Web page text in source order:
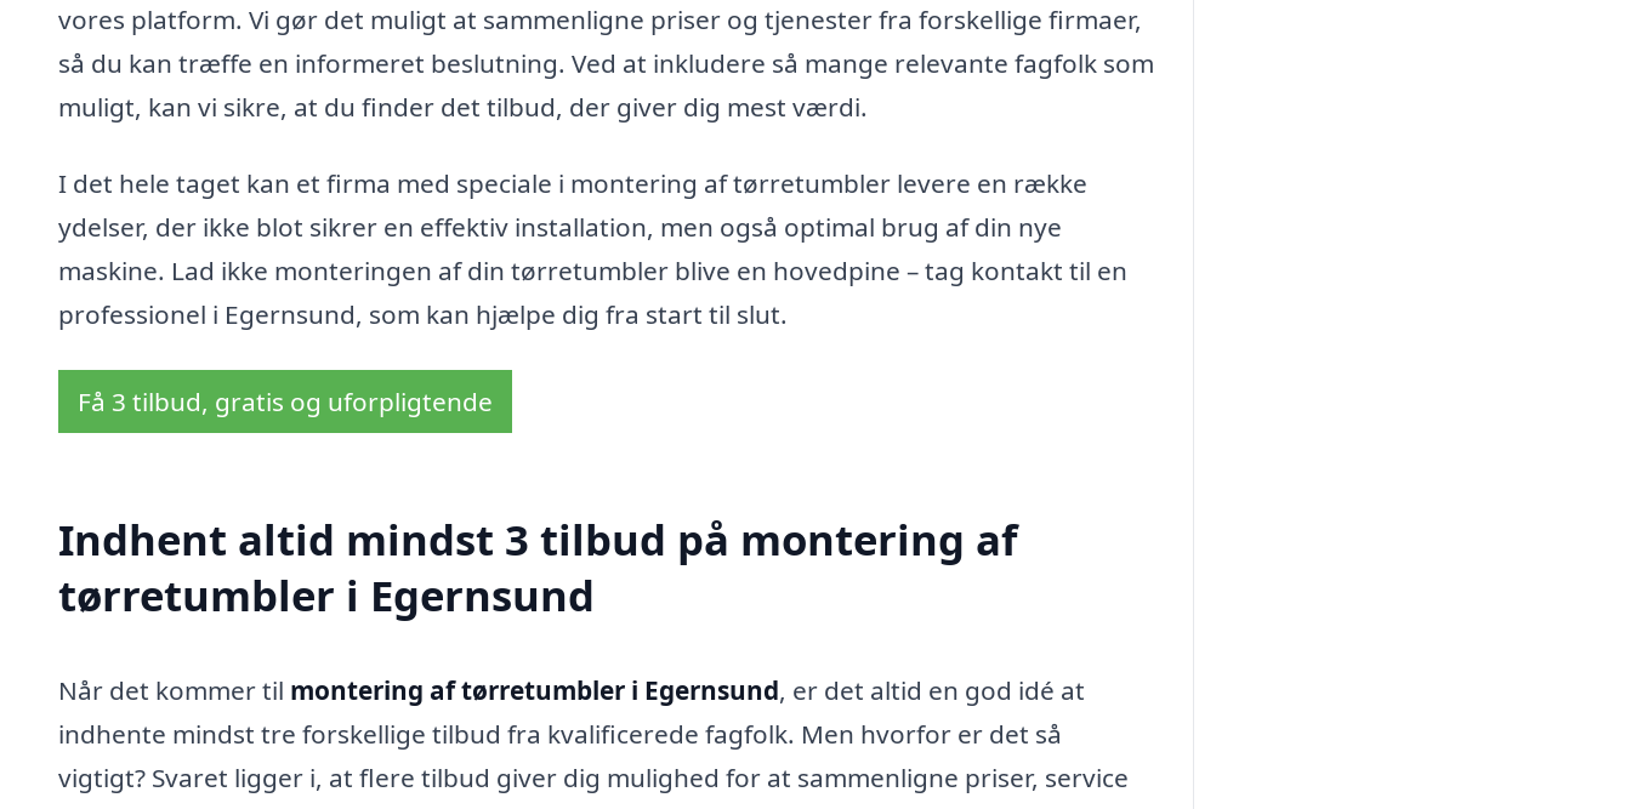
vores platform. Vi gør det muligt at sammenligne priser og tjenester fra forskellige firmaer,
så du kan træffe en informeret beslutning. Ved at inkludere så mange relevante fagfolk som
muligt, kan vi sikre, at du finder det tilbud, der giver dig mest værdi.
I det hele taget kan et firma med speciale i montering af tørretumbler levere en række
ydelser, der ikke blot sikrer en effektiv installation, men også optimal brug af din nye
maskine. Lad ikke monteringen af din tørretumbler blive en hovedpine – tag kontakt til en
professionel i Egernsund, som kan hjælpe dig fra start til slut.
Få 3 tilbud, gratis og uforpligtende
Indhent altid mindst 3 tilbud på montering af
tørretumbler i Egernsund
Når det kommer til montering af tørretumbler i Egernsund, er det altid en god idé at
indhente mindst tre forskellige tilbud fra kvalificerede fagfolk. Men hvorfor er det så
vigtigt? Svaret ligger i, at flere tilbud giver dig mulighed for at sammenligne priser, service